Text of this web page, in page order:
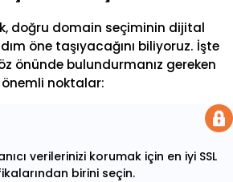
doğru domain seçiminin dijital
öne taşıyacağını biliyoruz. İşte
önünde bulundurmanız gereken
önemli noktalar:
verilerinizi korumak için en iyi SSL
birini seçin.